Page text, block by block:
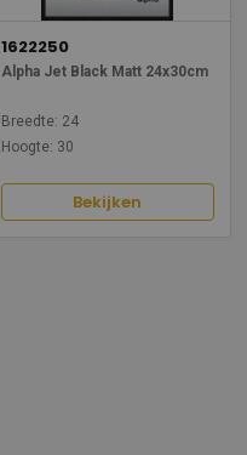
1622250
Alpha Jet Black Matt 24x30cm
Breedte: 24
Hoogte: 30
Bekijken